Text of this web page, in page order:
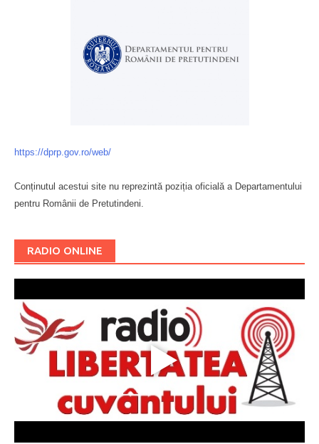
https://dprp.gov.ro/web/
Conținutul acestui site nu reprezintă poziția oficială a Departamentului
pentru Românii de Pretutindeni.
RADIO ONLINE